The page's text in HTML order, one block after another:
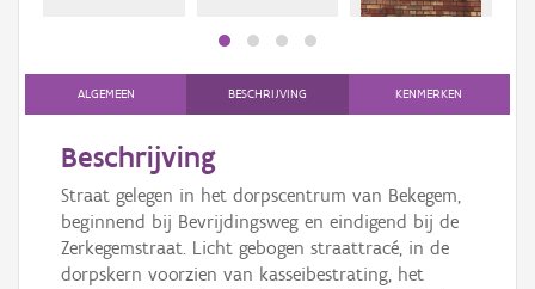
AanmeldenALGEMEEN BESCHRIJVING KENMERKEN
Beschrijving
Straat gelegen in het dorpscentrum van Bekegem,
beginnend bij Bevrijdingsweg en eindigend bij de
Zerkegemstraat. Licht gebogen straattracé, in de
dorpskern voorzien van kasseibestrating, het